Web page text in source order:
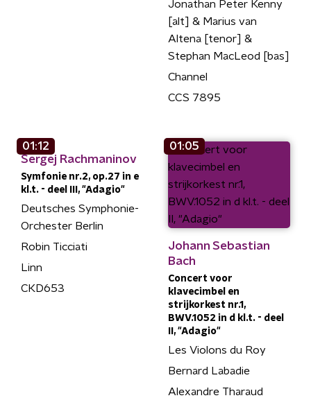
Jonathan Peter Kenny
[alt] & Marius van
Altena [tenor] &
Stephan MacLeod [bas]
Channel
CCS 7895
01:12
Sergej Rachmaninov
Symfonie nr.2, op.27 in e
kl.t. - deel III, "Adagio"
Deutsches Symphonie-
Orchester Berlin
Robin Ticciati
Linn
CKD653
01:05
Johann Sebastian
Bach
Concert voor
klavecimbel en
strijkorkest nr.1,
BWV.1052 in d kl.t. - deel
II, "Adagio"
Les Violons du Roy
Bernard Labadie
Alexandre Tharaud